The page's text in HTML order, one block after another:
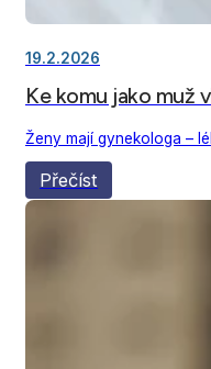
19.2.2026
Ke komu jako muž
Ženy mají gynekologa –
Přečíst